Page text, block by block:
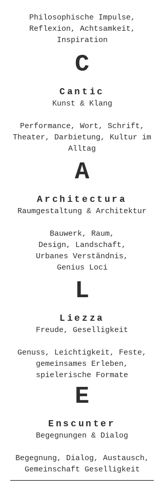
Philosophische Impulse,
Reflexion, Achtsamkeit,
Inspiration
C
Cantic
Kunst & Klang
Performance, Wort, Schrift,
Theater, Darbietung, Kultur im
Alltag
A
Architectura
Raumgestaltung & Architektur
Bauwerk, Raum,
Design, Landschaft,
Urbanes Verständnis,
Genius Loci​
L
Liezza
Freude, Geselligkeit
Genuss, Leichtigkeit, Feste,
gemeinsames Erleben,
spielerische Formate
E
Enscunter
Begegnungen & Dialog
Begegnung, Dialog, Austausch,
Gemeinschaft Geselligkeit